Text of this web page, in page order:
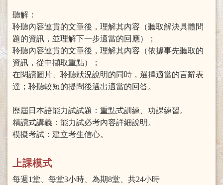
聽解：
聆聽內容連貫的文章後，理解其內容（聽取解決具體問
題的資訊，並理解下一步適當的回應）；
聆聽內容連貫的文章後，理解其內容（依據事先聽取的
資訊，從中擷取重點）；
在閱讀圖片、聆聽狀況說明的同時，選擇適當的言辭表
達；聆聽較短的提問後選出適當的回答。
歷屆日本語能力試試題：重點式訓練、功課練習。
精讀式講義：能力試必考內容詳細說明。
模擬考試：建立考生信心。
上課模式
每週1堂、每堂3小時、為期8堂、共24小時